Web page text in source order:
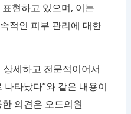
현하고 있으며, 이는
적인 피부 관리에 대한
세하고 전문적이어서
나타났다”와 같은 내용이
의견은 오드의원